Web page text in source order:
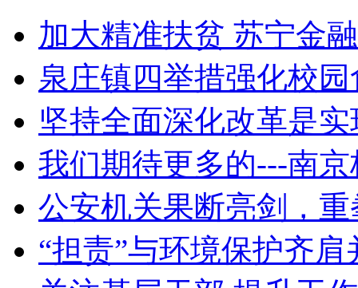
加大精准扶贫 苏宁金
泉庄镇四举措强化校
坚持全面深化改革是
我们期待更多的---南
公安机关果断亮剑，
“担责”与环境保护齐肩